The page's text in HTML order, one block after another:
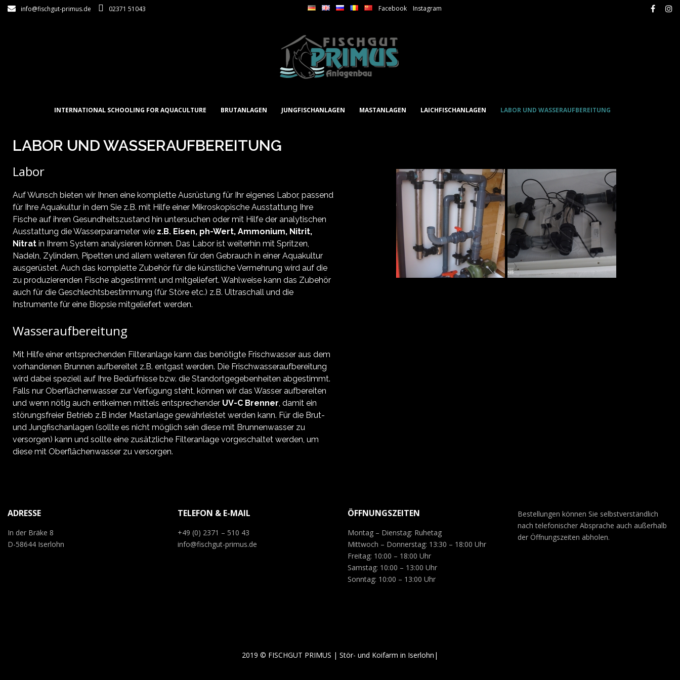
info@fischgut-primus.de 02371 51043 Facebook Instagram
INTERNATIONAL SCHOOLING FOR AQUACULTURE BRUTANLAGEN JUNGFISCHANLAGEN MASTANLAGEN LAICHFISCHANLAGEN LABOR UND WASSERAUFBEREITUNG
LABOR UND WASSERAUFBEREITUNG
Labor
Auf Wunsch bieten wir Ihnen eine komplette Ausrüstung für Ihr eigenes Labor, passend
für Ihre Aquakultur in dem Sie z.B. mit Hilfe einer Mikroskopische Ausstattung Ihre
Fische auf ihren Gesundheitszustand hin untersuchen oder mit Hilfe der analytischen
Ausstattung die Wasserparameter wie z.B. Eisen, ph-Wert, Ammonium, Nitrit,
Nitrat in Ihrem System analysieren können. Das Labor ist weiterhin mit Spritzen,
Nadeln, Zylindern, Pipetten und allem weiteren für den Gebrauch in einer Aquakultur
ausgerüstet. Auch das komplette Zubehör für die künstliche Vermehrung wird auf die
zu produzierenden Fische abgestimmt und mitgeliefert. Wahlweise kann das Zubehör
auch für die Geschlechtsbestimmung (für Störe etc.) z.B. Ultraschall und die
Instrumente für eine Biopsie mitgeliefert werden.
Wasseraufbereitung
Mit Hilfe einer entsprechenden Filteranlage kann das benötigte Frischwasser aus dem
vorhandenen Brunnen aufbereitet z.B. entgast werden. Die Frischwasseraufbereitung
wird dabei speziell auf Ihre Bedürfnisse bzw. die Standortgegebenheiten abgestimmt.
Falls nur Oberflächenwasser zur Verfügung steht, können wir das Wasser aufbereiten
und wenn nötig auch entkeimen mittels entsprechender UV-C Brenner, damit ein
störungsfreier Betrieb z.B inder Mastanlage gewährleistet werden kann. Für die Brut-
und Jungfischanlagen (sollte es nicht möglich sein diese mit Brunnenwasser zu
versorgen) kann und sollte eine zusätzliche Filteranlage vorgeschaltet werden, um
diese mit Oberflächenwasser zu versorgen.
ADRESSE
In der Bräke 8
D-58644 Iserlohn
TELEFON & E-MAIL
+49 (0) 2371 – 510 43
info@fischgut-primus.de
ÖFFNUNGSZEITEN
Montag – Dienstag: Ruhetag
Mittwoch – Donnerstag: 13:30 – 18:00 Uhr
Freitag: 10:00 – 18:00 Uhr
Samstag: 10:00 – 13:00 Uhr
Sonntag: 10:00 – 13:00 Uhr
Bestellungen können Sie selbstverständlich
nach telefonischer Absprache auch außerhalb
der Öffnungszeiten abholen.
2019 © FISCHGUT PRIMUS | Stör- und Koifarm in Iserlohn|